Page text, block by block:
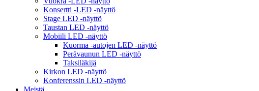
Konsertti -LED -näyttö
Stage LED -näyttö
Taustan LED -näyttö
Mobiili LED -näyttö
Kuorma -autojen LED -näyttö
Perävaunun LED -näyttö
Taksiläkijä
Kirkon LED -näyttö
Konferenssin LED -näyttö
Meistä